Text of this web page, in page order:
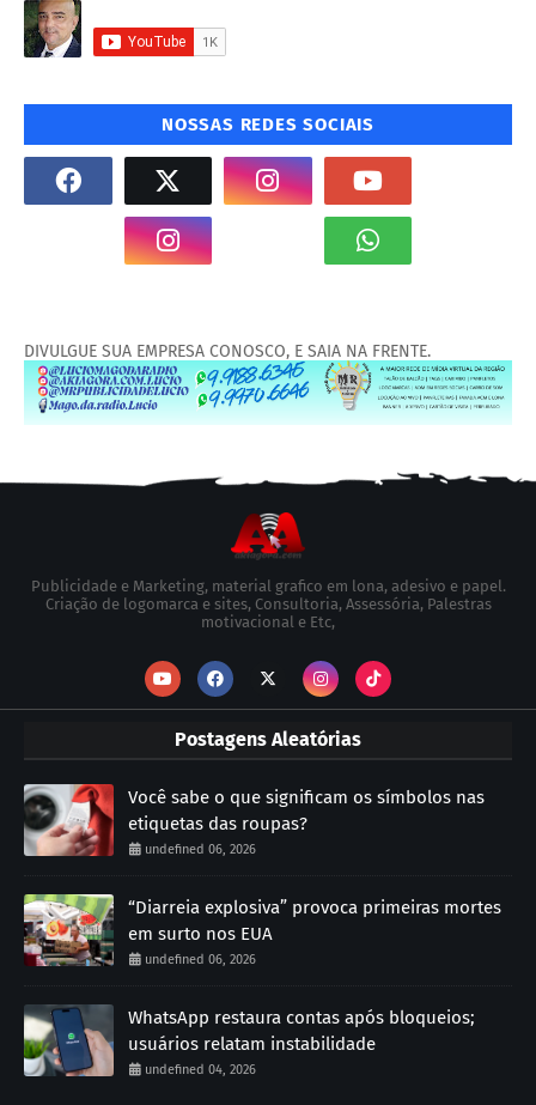
NOSSAS REDES SOCIAIS
DIVULGUE SUA EMPRESA CONOSCO, E SAIA NA FRENTE.
Publicidade e Marketing, material grafico em lona, adesivo e papel.
Criação de logomarca e sites, Consultoria, Assessória, Palestras
motivacional e Etc,
Postagens Aleatórias
Você sabe o que significam os símbolos nas
etiquetas das roupas?
undefined 06, 2026
“Diarreia explosiva” provoca primeiras mortes
em surto nos EUA
undefined 06, 2026
WhatsApp restaura contas após bloqueios;
usuários relatam instabilidade
undefined 04, 2026